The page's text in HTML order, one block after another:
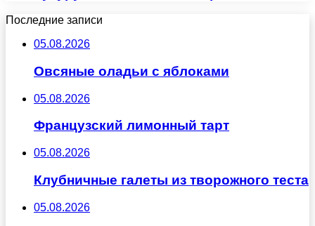
Последние записи
05.08.2026
Овсяные оладьи с яблоками
05.08.2026
Французский лимонный тарт
05.08.2026
Клубничные галеты из творожного теста
05.08.2026